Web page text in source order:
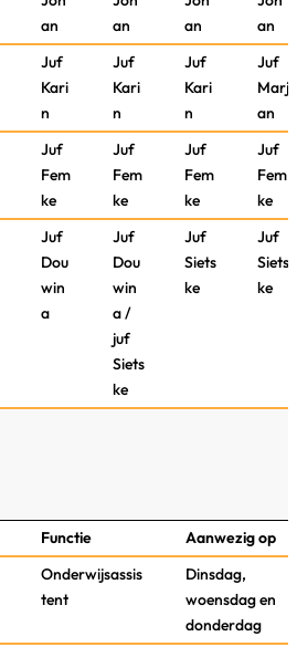
an
an
an
an
Juf
Kari
n
Juf
Kari
n
Juf
Kari
n
Juf
Marj
an
Juf
Fem
ke
Juf
Fem
ke
Juf
Fem
ke
Juf
Fem
ke
Juf
Dou
win
a
Juf
Dou
win
a /
juf
Siets
ke
Juf
Siets
ke
Juf
Siets
ke
Functie
Aanwezig op
Onderwijsassis
tent
Dinsdag,
woensdag en
donderdag